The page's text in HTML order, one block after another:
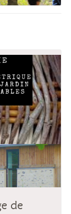
de